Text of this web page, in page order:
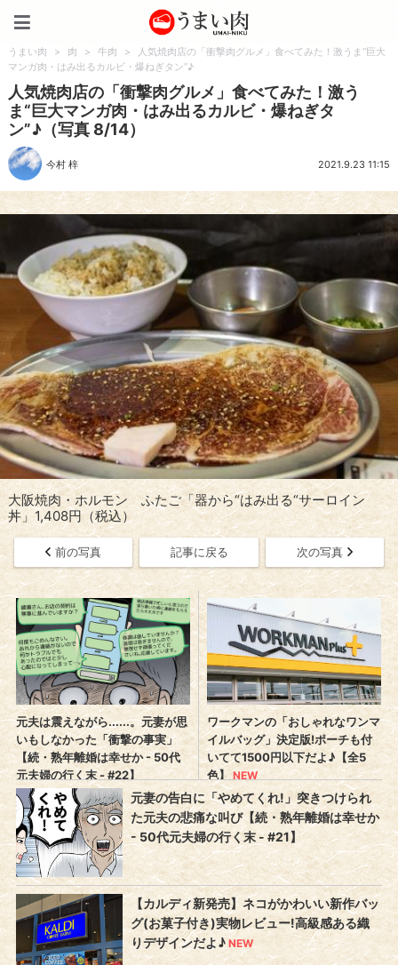
うまい肉 > 肉 > 牛肉 >
人気焼肉店の「衝撃肉グルメ」食べてみた！激うま“巨大
マンガ肉・はみ出るカルビ・爆ねぎタン”♪
人気焼肉店の「衝撃肉グルメ」食べてみた！激う
ま“巨大マンガ肉・はみ出るカルビ・爆ねぎタ
ン”♪（写真 8/14）
今村 梓 2021.9.23 11:15
大阪焼肉・ホルモン ふたご「器から“はみ出る“サーロイン
丼」1,408円（税込）
前の写真 記事に戻る 次の写真